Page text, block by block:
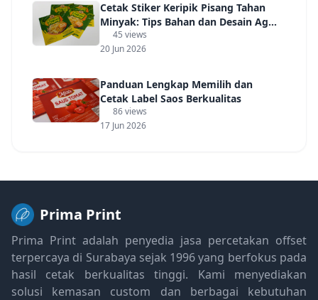
Cetak Stiker Keripik Pisang Tahan
Minyak: Tips Bahan dan Desain Agar
Laris Manis
45 views
20 Jun 2026
Panduan Lengkap Memilih dan
Cetak Label Saos Berkualitas
86 views
17 Jun 2026
Prima Print
Prima Print adalah penyedia jasa percetakan offset
terpercaya di Surabaya sejak 1996 yang berfokus pada
hasil cetak berkualitas tinggi. Kami menyediakan
solusi kemasan custom dan berbagai kebutuhan